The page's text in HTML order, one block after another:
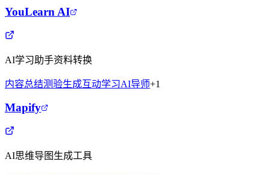
YouLearn AI
AI学习助手资料转换
内容总结测验生成互动学习AI导师+1
Mapify
AI思维导图生成工具